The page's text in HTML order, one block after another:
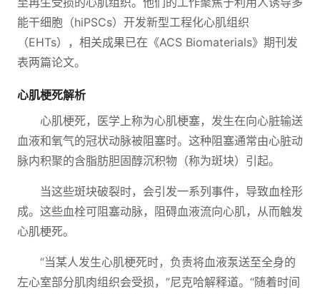
能干细胞（hiPSCs）开发新型工程化心肌组织
（EHTs），相关成果已在《ACS Biomaterials》期刊发
表两篇论文。
心肌梗死解析
心肌梗死，医学上称为心肌梗塞，发生在向心脏输送
血液和氧气的冠状动脉被阻塞时。这种阻塞通常由心脏动
脉内积聚的含脂肪胆固醇沉积物（称为斑块）引起。
当这些斑块破裂时，会引发一系列事件，导致血栓形
成。这些血栓可阻塞动脉，阻碍血液流向心肌，从而触发
心肌梗死。
“当某人发生心肌梗死时，负责将血液泵送至全身的
左心室部分肌肉组织会受损，”尼克哈解释道。“随着时间